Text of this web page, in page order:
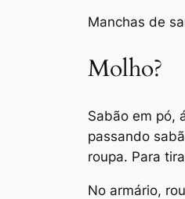
Manchas de
Molho?
Sabão em pó,
passando
roupa. Para
No armário,